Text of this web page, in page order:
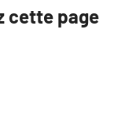
cette page